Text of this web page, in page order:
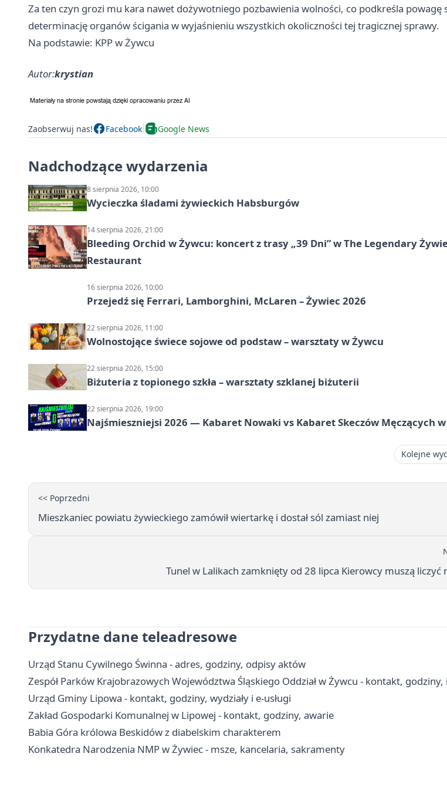
Za ten czyn grozi mu kara nawet dożywotniego pozbawienia wolności, co podkreśla powagę
determinację organów ścigania w wyjaśnieniu wszystkich okoliczności tej tragicznej sprawy.
Na podstawie: KPP w Żywcu
Autor:krystian
Zaobserwuj nas! Facebook Google News
Nadchodzące wydarzenia
8 sierpnia 2026, 10:00
Wycieczka śladami żywieckich Habsburgów
14 sierpnia 2026, 21:00
Bleeding Orchid w Żywcu: koncert z trasy „39 Dni” w The Legendary
Restaurant
16 sierpnia 2026, 10:00
Przejedź się Ferrari, Lamborghini, McLaren – Żywiec 2026
22 sierpnia 2026, 11:00
Wolnostojące świece sojowe od podstaw – warsztaty w Żywcu
22 sierpnia 2026, 15:00
Biżuteria z topionego szkła – warsztaty szklanej biżuterii
22 sierpnia 2026, 19:00
Najśmieszniejsi 2026 — Kabaret Nowaki vs Kabaret Skeczów Męczących
Kolejne
<< Poprzedni
Mieszkaniec powiatu żywieckiego zamówił wiertarkę i dostał sól zamiast niej
Tunel w Lalikach zamknięty od 28 lipca Kierowcy muszą liczyć
Przydatne dane teleadresowe
Urząd Stanu Cywilnego Świnna - adres, godziny, odpisy aktów
Zespół Parków Krajobrazowych Województwa Śląskiego Oddział w Żywcu - kontakt,
Urząd Gminy Lipowa - kontakt, godziny, wydziały i e-usługi
Zakład Gospodarki Komunalnej w Lipowej - kontakt, godziny, awarie
Babia Góra królowa Beskidów z diabelskim charakterem
Konkatedra Narodzenia NMP w Żywiec - msze, kancelaria, sakramenty